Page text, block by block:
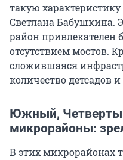
такую
Светлана Бабушкина.
район привлекателен
отсутствием мостов.
сложившаяся
количество детсадов
Южный,
микрорайоны:
В этих микрорайонах